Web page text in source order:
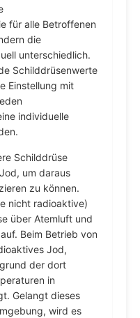
für alle Betroffenen
die
unterschiedlich.
Schilddrüsenwerte
Einstellung mit
individuelle
Schilddrüse
um daraus
zu können.
nicht radioaktive)
über Atemluft und
Beim Betrieb von
Jod,
der dort
in
Gelangt dieses
wird es